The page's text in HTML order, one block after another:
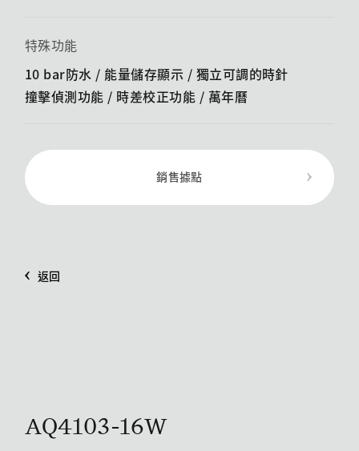
特殊功能
10 bar防水 / 能量儲存顯示 / ​​獨立可調的時針
撞擊偵測功能 / ​​時差校正功能 / 萬年曆
銷售據點
返回
AQ4103-16W